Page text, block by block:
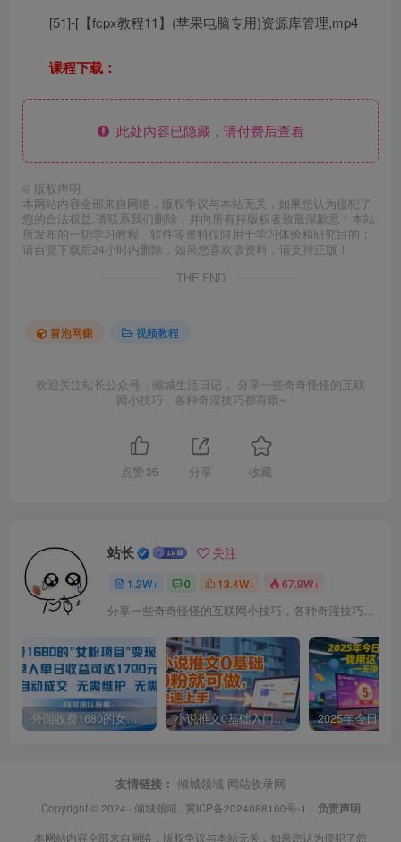
[51]-[【fcpx教程11】(苹果电脑专用)资源库管理,mp4
课程下载：
此处内容已隐藏，请付费后查看
© 版权声明
本网站内容全部来自网络，版权争议与本站无关，如果您认为侵犯了
您的合法权益,请联系我们删除，并向所有持版权者致最深歉意！本站
所发布的一切学习教程、软件等资料仅限用于学习体验和研究目的；
请自觉下载后24小时内删除，如果您喜欢该资料，请支持正版！
THE END
冒泡网赚 视频教程
欢迎关注站长公众号：倾城生活日记 。分享一些奇奇怪怪的互联
网小技巧，各种奇淫技巧都有哦~
点赞 35 分享 收藏
站长 关注
1.2W+ 0 13.4W+ 67.9W+
分享一些奇奇怪怪的互联网小技巧，各种奇淫技巧都在本站。
外面收费1680的女粉项目变现，单人单日收益可达1.7k，全自动成交无需维护 小说推文0基础入门教程，0粉就可做，快速上手
友情链接： 倾城领域 网站收录网
Copyright © 2024 · 倾城领域· 冀ICP备2024088100号-1 · 负责声明
本网站内容全部来自网络，版权争议与本站无关，如果您认为侵犯了您